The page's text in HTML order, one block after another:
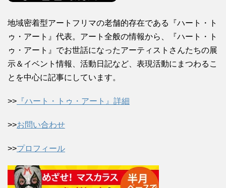
地域密着型アートフリマの老舗的存在である『ハート・ト
ゥ・アート』代表。アート全般の情報から、『ハート・ト
ゥ・アート』でお世話になったアーティストさんたちの展
示＆イベント情報、活動日記など、表現活動にまつわるこ
とを中心に記事にしています。
>> 『ハート・トゥ・アート』詳細
>>お問い合わせ
>>プロフィール